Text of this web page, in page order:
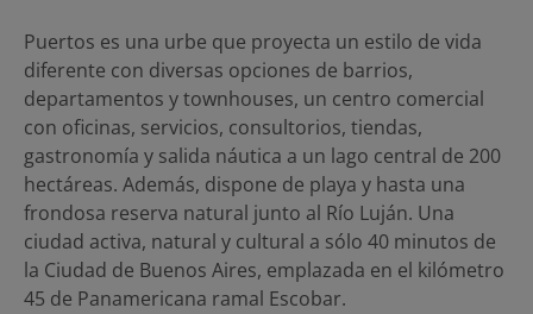
Puertos es una urbe que proyecta un estilo de vida
diferente con diversas opciones de barrios,
departamentos y townhouses, un centro comercial
con oficinas, servicios, consultorios, tiendas,
gastronomía y salida náutica a un lago central de 200
hectáreas. Además, dispone de playa y hasta una
frondosa reserva natural junto al Río Luján. Una
ciudad activa, natural y cultural a sólo 40 minutos de
la Ciudad de Buenos Aires, emplazada en el kilómetro
45 de Panamericana ramal Escobar.